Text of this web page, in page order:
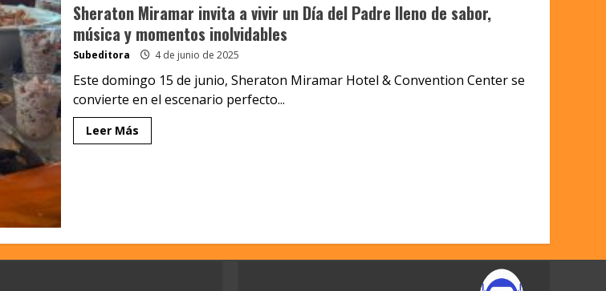
Sheraton Miramar invita a vivir un Día del Padre lleno de sabor,
música y momentos inolvidables
Subeditora 4 de junio de 2025
Este domingo 15 de junio, Sheraton Miramar Hotel & Convention Center se
convierte en el escenario perfecto...
Leer Más